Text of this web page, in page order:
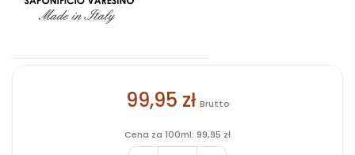
99,95 zł Brutto
Cena za 100ml: 99,95 zł